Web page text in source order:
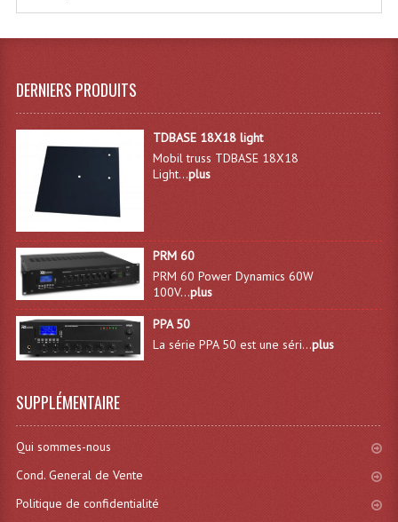
Table Mixages Et Contrôleurs & Consoles
Controleurs DJ USB / MP3
Consoles Numériques
Boules À Facettes
Changeurs De Couleurs
Déco Light
DERNIERS PRODUITS
TDBASE 18X18 light
Mobil truss TDBASE 18X18
Light...plus
PRM 60
PRM 60 Power Dynamics 60W
100V...plus
PPA 50
La série PPA 50 est une séri...plus
SUPPLÉMENTAIRE
Qui sommes-nous
Cond. General de Vente
Politique de confidentialité